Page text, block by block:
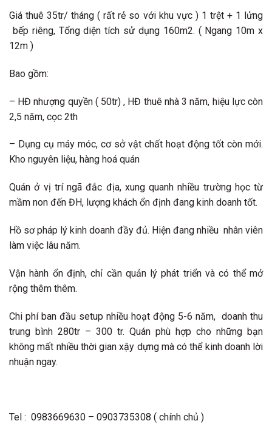
Giá thuê 35tr/ tháng ( rất rẻ so với khu vực ) 1 trệt + 1 lửng
bếp riêng, Tổng diện tích sử dụng 160m2. ( Ngang 10m x
12m )
Bao gồm:
– HĐ nhượng quyền ( 50tr) , HĐ thuê nhà 3 năm, hiệu lực còn
2,5 năm, cọc 2th
– Dụng cụ máy móc, cơ sở vật chất hoạt động tốt còn mới.
Kho nguyên liệu, hàng hoá quán
Quán ở vị trí ngã đắc địa, xung quanh nhiều trường học từ
mầm non đến ĐH, lượng khách ổn định đang kinh doanh tốt.
Hồ sơ pháp lý kinh doanh đầy đủ. Hiện đang nhiều nhân viên
làm việc lâu năm.
Vận hành ổn định, chỉ cần quản lý phát triển và có thể mở
rộng thêm thêm.
Chi phí ban đầu setup nhiều hoạt động 5-6 năm, doanh thu
trung bình 280tr – 300 tr. Quán phù hợp cho những bạn
không mất nhiều thời gian xậy dựng mà có thể kinh doanh lời
nhuận ngay.
Tel : 0983669630 – 0903735308 ( chính chủ )